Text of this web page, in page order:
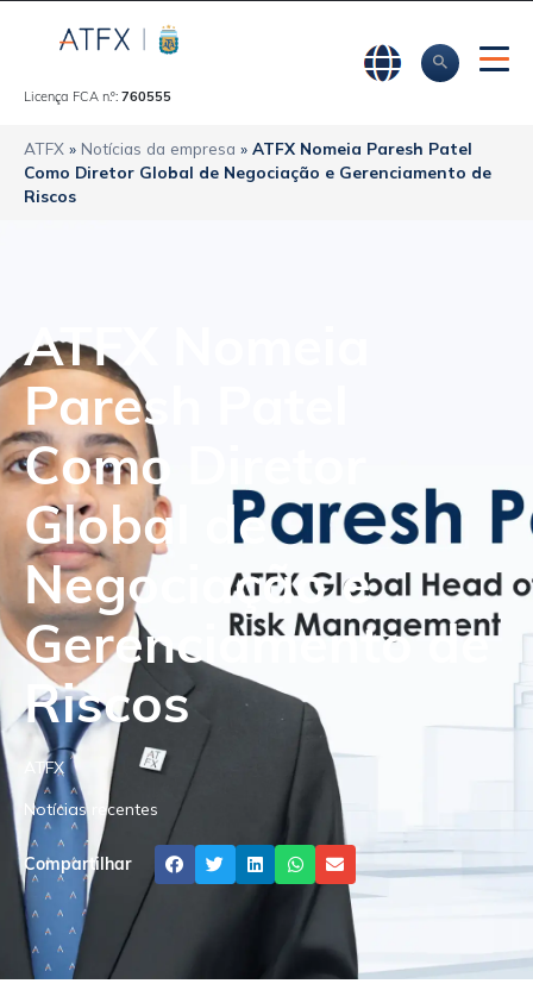
Licença FCA n.º: 760555
ATFX » Notícias da empresa » ATFX Nomeia Paresh Patel
Como Diretor Global de Negociação e Gerenciamento de
Riscos
ATFX Nomeia
Paresh Patel
Como Diretor
Global de
Negociação e
Gerenciamento de
Riscos
ATFX
Notícias recentes
Compartilhar